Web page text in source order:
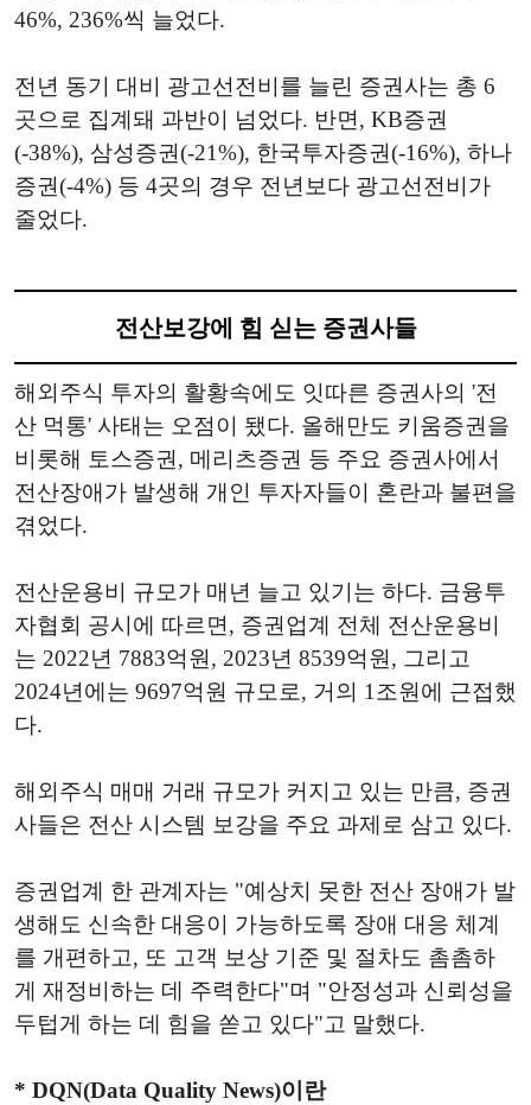
46%, 236%씩 늘었다.
전년 동기 대비 광고선전비를 늘린 증권사는 총 6
곳으로 집계돼 과반이 넘었다. 반면, KB증권
(-38%), 삼성증권(-21%), 한국투자증권(-16%), 하나
증권(-4%) 등 4곳의 경우 전년보다 광고선전비가
줄었다.
전산보강에 힘 싣는 증권사들
해외주식 투자의 활황속에도 잇따른 증권사의 '전
산 먹통' 사태는 오점이 됐다. 올해만도 키움증권을
비롯해 토스증권, 메리츠증권 등 주요 증권사에서
전산장애가 발생해 개인 투자자들이 혼란과 불편을
겪었다.
전산운용비 규모가 매년 늘고 있기는 하다. 금융투
자협회 공시에 따르면, 증권업계 전체 전산운용비
는 2022년 7883억원, 2023년 8539억원, 그리고
2024년에는 9697억원 규모로, 거의 1조원에 근접했
다.
해외주식 매매 거래 규모가 커지고 있는 만큼, 증권
사들은 전산 시스템 보강을 주요 과제로 삼고 있다.
증권업계 한 관계자는 "예상치 못한 전산 장애가 발
생해도 신속한 대응이 가능하도록 장애 대응 체계
를 개편하고, 또 고객 보상 기준 및 절차도 촘촘하
게 재정비하는 데 주력한다"며 "안정성과 신뢰성을
두텁게 하는 데 힘을 쏟고 있다"고 말했다.
* DQN(Data Quality News)이란